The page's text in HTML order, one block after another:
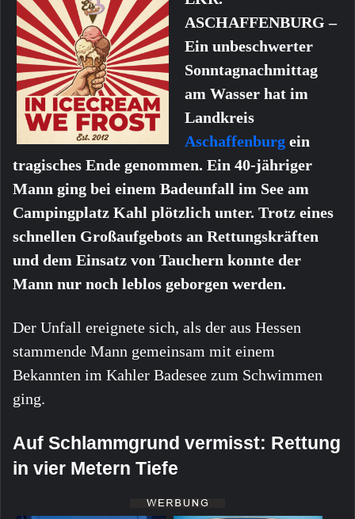
ASCHAFFENBURG –
Ein unbeschwerter
Sonntagnachmittag
am Wasser hat im
Landkreis
Aschaffenburg ein
tragisches Ende genommen. Ein 40-jähriger
Mann ging bei einem Badeunfall im See am
Campingplatz Kahl plötzlich unter. Trotz eines
schnellen Großaufgebots an Rettungskräften
und dem Einsatz von Tauchern konnte der
Mann nur noch leblos geborgen werden.
Der Unfall ereignete sich, als der aus Hessen
stammende Mann gemeinsam mit einem
Bekannten im Kahler Badesee zum Schwimmen
ging.
Auf Schlammgrund vermisst: Rettung
in vier Metern Tiefe